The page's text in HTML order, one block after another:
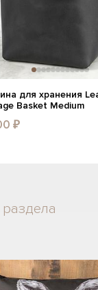
для хранения
Basket Medium
₽